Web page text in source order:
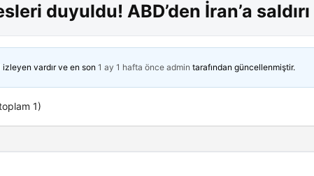
duyuldu! ABD’den İran’a saldırı
izleyen vardır ve en son 1 ay 1 hafta önce admin tarafından güncellenmiştir.
1)